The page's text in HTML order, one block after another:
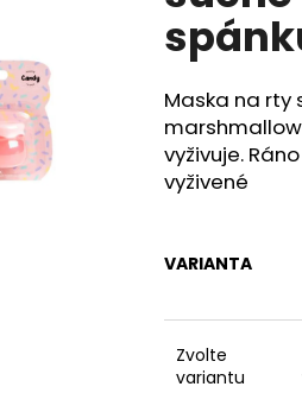
Maska na rty
vyživuje.
vyživené
VARIANTA
Zvolte
variantu
BODY BY SIMONA
RUČNĚ VYRÁBĚNÉ